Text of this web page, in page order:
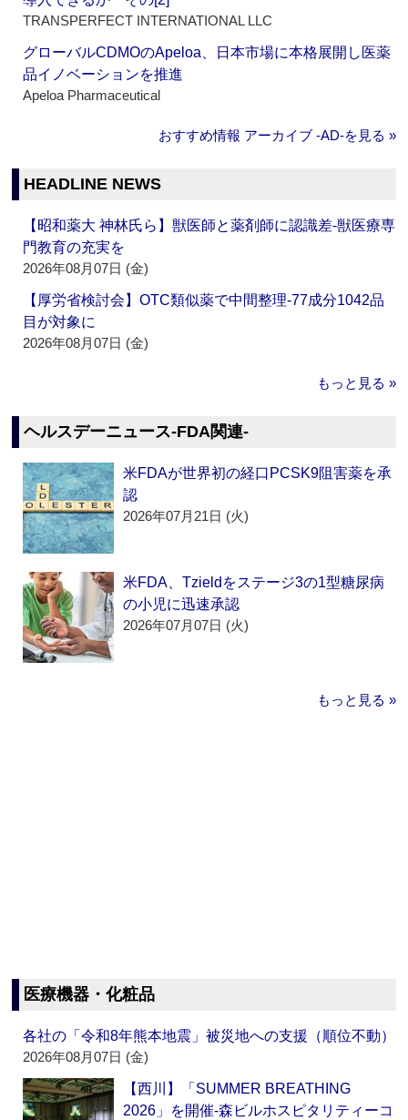
TRANSPERFECT INTERNATIONAL LLC
グローバルCDMOのApeloa、日本市場に本格展開し医薬
品イノベーションを推進
Apeloa Pharmaceutical
おすすめ情報 アーカイブ ‐AD‐を見る »
HEADLINE NEWS
【昭和薬大 神林氏ら】獣医師と薬剤師に認識差‐獣医療専
門教育の充実を
2026年08月07日 (金)
【厚労省検討会】OTC類似薬で中間整理‐77成分1042品
目が対象に
2026年08月07日 (金)
もっと見る »
ヘルスデーニュース‐FDA関連‐
米FDAが世界初の経口PCSK9阻害薬を承
認
2026年07月21日 (火)
米FDA、Tzieldをステージ3の1型糖尿病
の小児に迅速承認
2026年07月07日 (火)
もっと見る »
医療機器・化粧品
各社の「令和8年熊本地震」被災地への支援（順位不動）
2026年08月07日 (金)
【西川】「SUMMER BREATHING
2026」を開催‐森ビルホスピタリティーコ